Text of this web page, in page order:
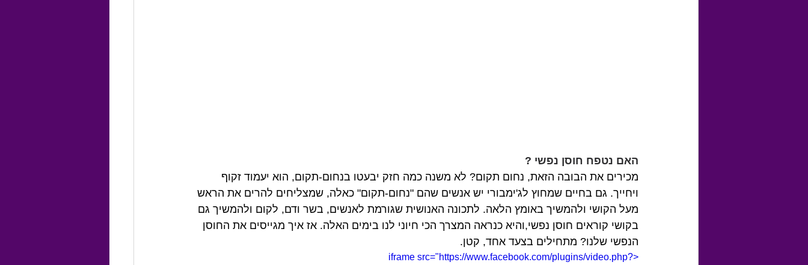
האם נטפח חוסן נפשי ?
מכירים את הבובה הזאת, נחום תקום? לא משנה כמה חזק יבעטו בנחום-תקום, הוא יעמוד זקוף
ויחייך. גם בחיים שמחוץ לג'ימבורי יש אנשים שהם "נחום-תקום" כאלה, שמצליחים להרים את הראש
מעל הקושי ולהמשיך באומץ הלאה. לתכונה האנושית שגורמת לאנשים, בשר ודם, לקום ולהמשיך גם
בקושי קוראים חוסן נפשי,והיא כנראה המצרך הכי חיוני לנו בימים האלה. אז איך מגייסים את החוסן
הנפשי שלנו? מתחילים בצעד אחד, קטן.
<iframe src="https://www.facebook.com/plugins/video.php?